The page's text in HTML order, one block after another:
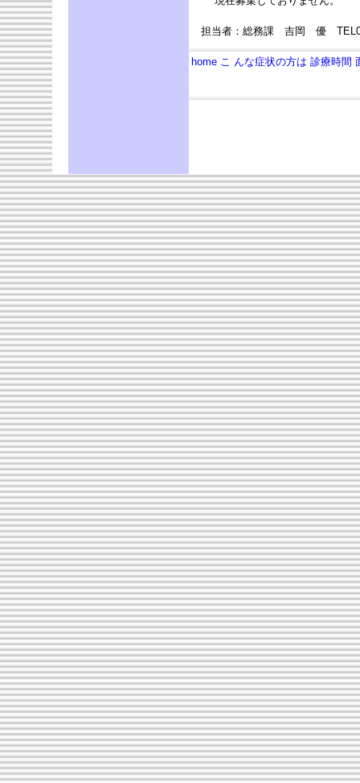
担当者：総務課 吉岡 優
home こ んな症状の方は 診療時間